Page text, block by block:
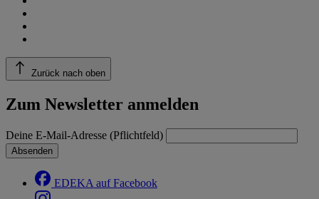
Zurück nach oben
Zum Newsletter anmelden
Deine E-Mail-Adresse (Pflichtfeld)
Absenden
EDEKA auf Facebook